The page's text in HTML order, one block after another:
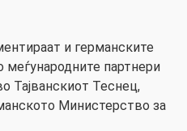
и германските
меѓународните партнери
Тајванскиот Теснец,
Министерство за